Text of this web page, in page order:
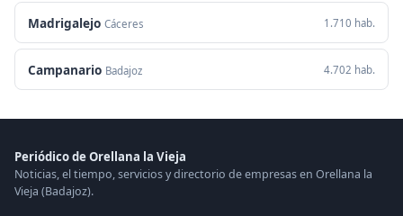
Madrigalejo Cáceres 1.710 hab.
Campanario Badajoz 4.702 hab.
Periódico de Orellana la Vieja
Noticias, el tiempo, servicios y directorio de empresas en Orellana la
Vieja (Badajoz).